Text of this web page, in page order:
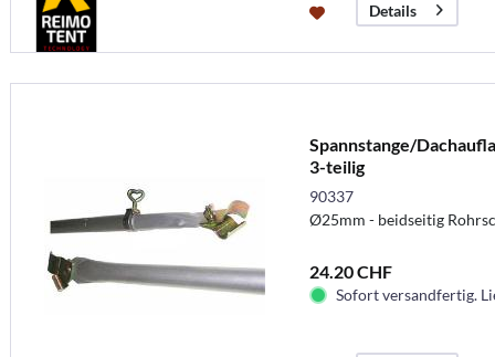
Details
Spannstange/
3-teilig
90337
Ø25mm - beidseitig
24.20 CHF
Sofort versandfertig.